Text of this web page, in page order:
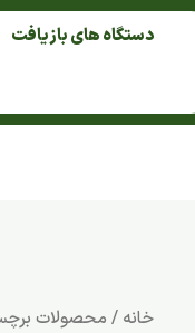
دستگاه های بازیافت
خانه / محصولات